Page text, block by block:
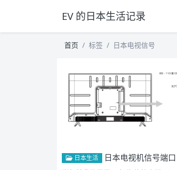
EV 的日本生活记录
首页 标签 日本电视信号
日本生活 日本电视机信号端口